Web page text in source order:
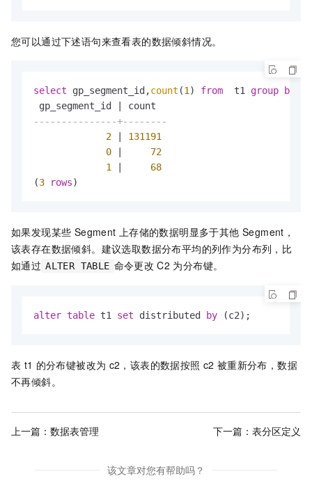
您可以通过下述语句来查看表的数据倾斜情况。
select gp_segment_id,count (1) from
  t1
group by
gp_segment_id
---------------+--------
2
131191
0
72
1
68
(3 rows)
如果发现某些 Segment 上存储的数据明显多于其他 Segment，
该表存在数据倾斜。建议选取数据分布平均的列作为分布列，比
如通过 ALTER TABLE 命令更改 C2 为分布键。
alter table t1 set distributed by (c2);
表 t1 的分布键被改为 c2，该表的数据按照 c2 被重新分布，数据
不再倾斜。
上一篇： 数据表管理 下一篇： 表分区定义
该文章对您有帮助吗？